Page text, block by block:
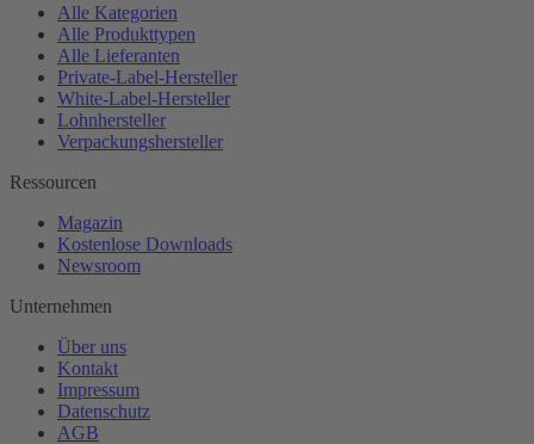
Alle Kategorien
Alle Produkttypen
Alle Lieferanten
Private-Label-Hersteller
White-Label-Hersteller
Lohnhersteller
Verpackungshersteller
Ressourcen
Magazin
Kostenlose Downloads
Newsroom
Unternehmen
Über uns
Kontakt
Impressum
Datenschutz
AGB